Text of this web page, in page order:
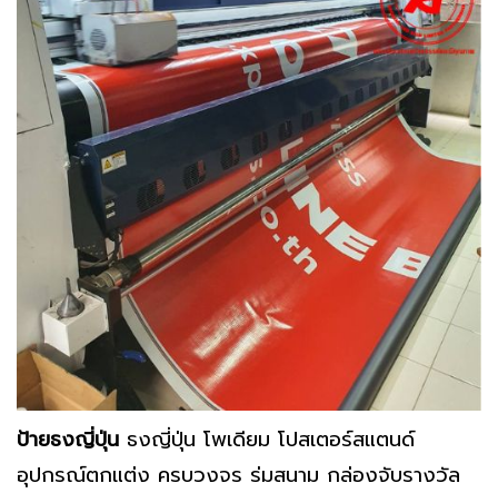
ป้ายธงญี่ปุ่น ธงญี่ปุ่น โพเดียม โปสเตอร์สแตนด์
อุปกรณ์ตกแต่ง ครบวงจร ร่มสนาม กล่องจับรางวัล